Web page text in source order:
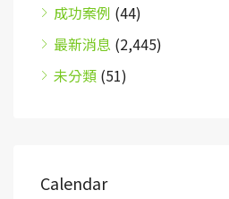
成功案例 (44)
最新消息 (2,445)
未分類 (51)
Calendar